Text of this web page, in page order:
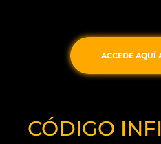
ACCEDE AQUÍ
CÓDIGO